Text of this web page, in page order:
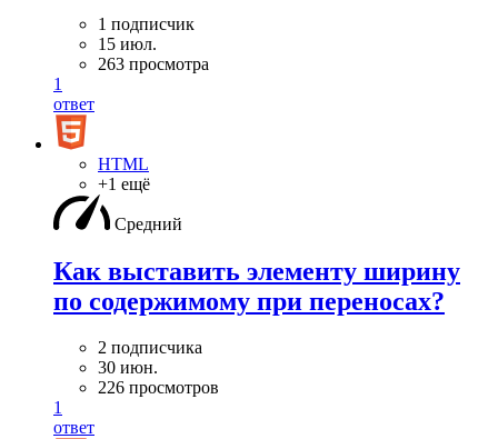
1 подписчик
15 июл.
263 просмотра
1
ответ
HTML
+1 ещё
Средний
Как выставить элементу ширину
по содержимому при переносах?
2 подписчика
30 июн.
226 просмотров
1
ответ